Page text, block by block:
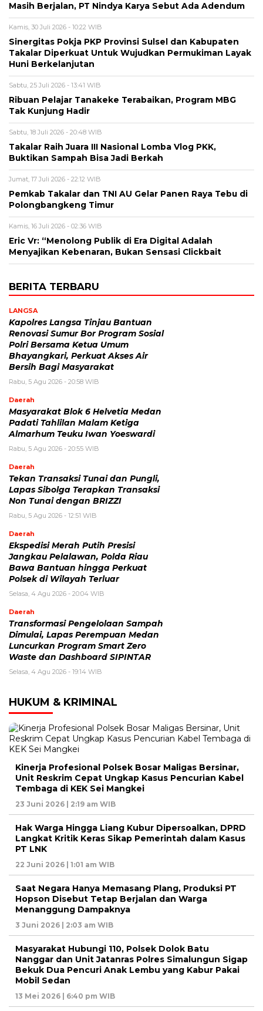
Masih Berjalan, PT Nindya Karya Sebut Ada Adendum
Kamis, 30 Juli 2026 - 10:22 WIB
Sinergitas Pokja PKP Provinsi Sulsel dan Kabupaten
Takalar Diperkuat Untuk Wujudkan Permukiman Layak
Huni Berkelanjutan
Sabtu, 25 Juli 2026 - 13:41 WIB
Ribuan Pelajar Tanakeke Terabaikan, Program MBG
Tak Kunjung Hadir
Sabtu, 18 Juli 2026 - 20:48 WIB
Takalar Raih Juara III Nasional Lomba Vlog PKK,
Buktikan Sampah Bisa Jadi Berkah
Jumat, 17 Juli 2026 - 22:12 WIB
Pemkab Takalar dan TNI AU Gelar Panen Raya Tebu di
Polongbangkeng Timur
Kamis, 16 Juli 2026 - 02:36 WIB
Eric Vr: “Menolong Publik di Era Digital Adalah
Menyajikan Kebenaran, Bukan Sensasi Clickbait
BERITA TERBARU
LANGSA
Kapolres Langsa Tinjau Bantuan
Renovasi Sumur Bor Program Sosial
Polri Bersama Ketua Umum
Bhayangkari, Perkuat Akses Air
Bersih Bagi Masyarakat
Rabu, 5 Agu 2026 - 20:58 WIB
Daerah
Masyarakat Blok 6 Helvetia Medan
Padati Tahlilan Malam Ketiga
Almarhum Teuku Iwan Yoeswardi
Rabu, 5 Agu 2026 - 20:55 WIB
Daerah
Tekan Transaksi Tunai dan Pungli,
Lapas Sibolga Terapkan Transaksi
Non Tunai dengan BRIZZI
Rabu, 5 Agu 2026 - 12:51 WIB
Daerah
Ekspedisi Merah Putih Presisi
Jangkau Pelalawan, Polda Riau
Bawa Bantuan hingga Perkuat
Polsek di Wilayah Terluar
Selasa, 4 Agu 2026 - 20:04 WIB
Daerah
Transformasi Pengelolaan Sampah
Dimulai, Lapas Perempuan Medan
Luncurkan Program Smart Zero
Waste dan Dashboard SIPINTAR
Selasa, 4 Agu 2026 - 19:14 WIB
HUKUM & KRIMINAL
Kinerja Profesional Polsek Bosar Maligas Bersinar,
Unit Reskrim Cepat Ungkap Kasus Pencurian Kabel
Tembaga di KEK Sei Mangkei
23 Juni 2026 | 2:19 am WIB
Hak Warga Hingga Liang Kubur Dipersoalkan, DPRD
Langkat Kritik Keras Sikap Pemerintah dalam Kasus
PT LNK
22 Juni 2026 | 1:01 am WIB
Saat Negara Hanya Memasang Plang, Produksi PT
Hopson Disebut Tetap Berjalan dan Warga
Menanggung Dampaknya
3 Juni 2026 | 2:03 am WIB
Masyarakat Hubungi 110, Polsek Dolok Batu
Nanggar dan Unit Jatanras Polres Simalungun Sigap
Bekuk Dua Pencuri Anak Lembu yang Kabur Pakai
Mobil Sedan
13 Mei 2026 | 6:40 pm WIB